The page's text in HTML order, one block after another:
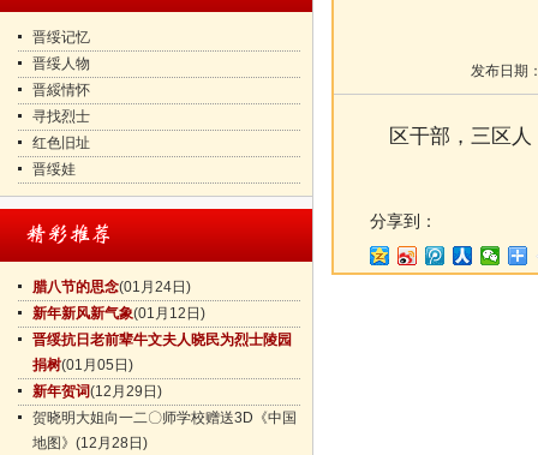
晋绥记忆
晋绥人物
晋綏情怀
寻找烈士
红色旧址
晋绥娃
腊八节的思念(01月24日)
新年新风新气象(01月12日)
晋绥抗日老前辈牛文夫人晓民为烈士陵园
捐树(01月05日)
新年贺词(12月29日)
贺晓明大姐向一二〇师学校赠送3D《中国
地图》 (12月28日)
发布日期
区干部，三区人
分享到：